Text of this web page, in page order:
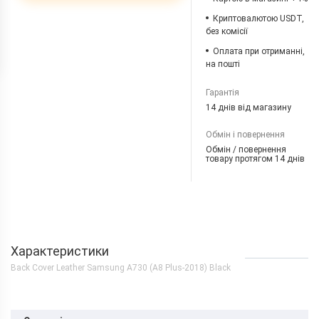
Криптовалютою USDT,
без комісії
Оплата при отриманні,
на пошті
Гарантія
14 днів від магазину
Обмін і повернення
Обмін / повернення
товару протягом 14 днів
Характеристики
Back Cover Leather Samsung A730 (A8 Plus-2018) Black